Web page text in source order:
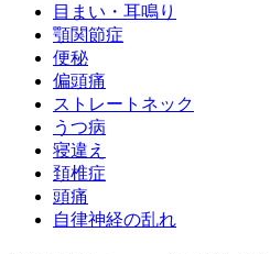
目まい・耳鳴り
顎関節症
便秘
偏頭痛
ストレートネック
うつ病
寝違え
頚椎症
頭痛
自律神経の乱れ